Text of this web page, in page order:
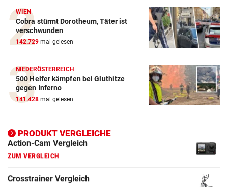
WIEN
Cobra stürmt Dorotheum, Täter ist
verschwunden
142.729 mal gelesen
NIEDERÖSTERREICH
500 Helfer kämpfen bei Gluthitze
gegen Inferno
141.428 mal gelesen
PRODUKT VERGLEICHE
Action-Cam Vergleich
ZUM VERGLEICH
E-Bike Vergleich
ZUM VERGLEICH
ZUM VERGLEICH
Ergometer Vergleich